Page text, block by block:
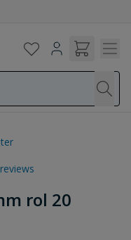
rol 20